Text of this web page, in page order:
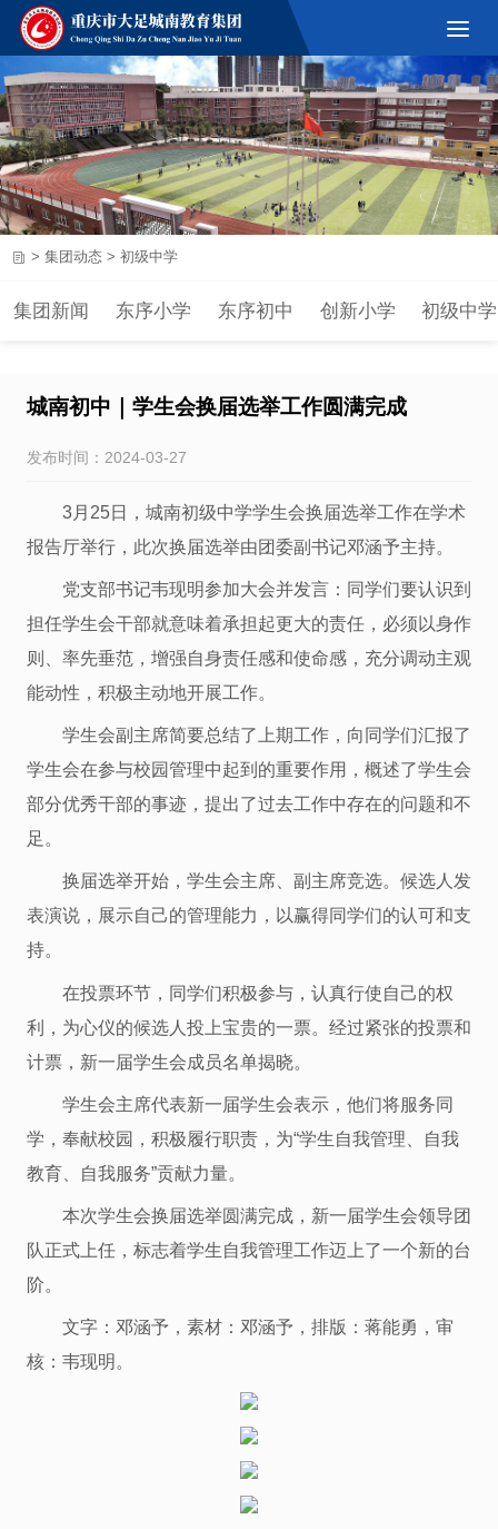
集团新闻 东序小学 东序初中 创新小学 初级中学
> 集团动态> 初级中学
城南初中｜学生会换届选举工作圆满完成
发布时间：2024-03-27
3月25日，城南初级中学学生会换届选举工作在学术
报告厅举行，此次换届选举由团委副书记邓涵予主持。
党支部书记韦现明参加大会并发言：同学们要认识到
担任学生会干部就意味着承担起更大的责任，必须以身作
则、率先垂范，增强自身责任感和使命感，充分调动主观
能动性，积极主动地开展工作。
学生会副主席简要总结了上期工作，向同学们汇报了
学生会在参与校园管理中起到的重要作用，概述了学生会
部分优秀干部的事迹，提出了过去工作中存在的问题和不
足。
换届选举开始，学生会主席、副主席竞选。候选人发
表演说，展示自己的管理能力，以赢得同学们的认可和支
持。
在投票环节，同学们积极参与，认真行使自己的权
利，为心仪的候选人投上宝贵的一票。经过紧张的投票和
计票，新一届学生会成员名单揭晓。
学生会主席代表新一届学生会表示，他们将服务同
学，奉献校园，积极履行职责，为“学生自我管理、自我
教育、自我服务”贡献力量。
本次学生会换届选举圆满完成，新一届学生会领导团
队正式上任，标志着学生自我管理工作迈上了一个新的台
阶。
文字：邓涵予，素材：邓涵予，排版：蒋能勇，审
核：韦现明。